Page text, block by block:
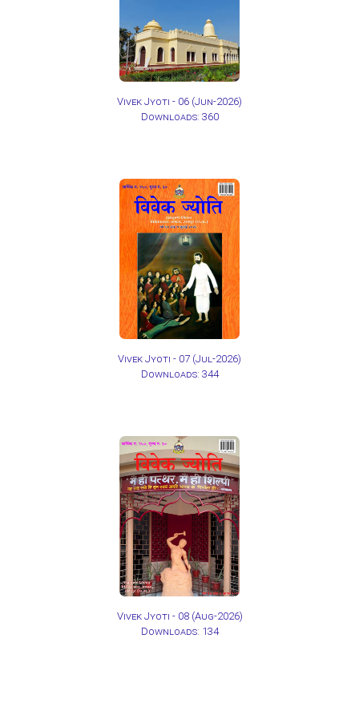
Vivek Jyoti - 06 (Jun-2026)
Downloads: 360
Vivek Jyoti - 07 (Jul-2026)
Downloads: 344
Vivek Jyoti - 08 (Aug-2026)
Downloads: 134